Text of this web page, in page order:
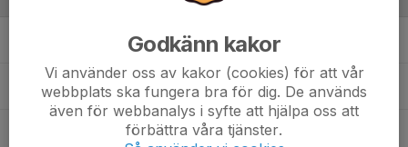
Daniel StensonTränare
Fredrik LundbergTränare
Johan HörlénTränare
Godkänn kakor
Vi använder oss av kakor (cookies) för att vår
webbplats ska fungera bra för dig. De används
även för webbanalys i syfte att hjälpa oss att
förbättra våra tjänster.